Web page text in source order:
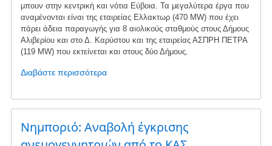
μπουν στην κεντρική και νότια Εύβοια. Τα μεγαλύτερα έργα που
αναμένονται είναι της εταιρείας Ελλακτωρ (470 MW) που έχει
πάρει άδεια παραγωγής για 8 αιολικούς σταθμούς στους Δήμους
Αλιβερίου και στο Δ. Καρύστου και της εταιρείας ΑΣΠΡΗ ΠΕΤΡΑ
(119 ΜW) που εκτείνεται και στους δύο Δήμους.
Διαβάστε περισσότεραγια
Συγκέντρωση
διαμαρτυρίας
στα
Λέπουρα
Νημποριό: Αναβολή έγκρισης